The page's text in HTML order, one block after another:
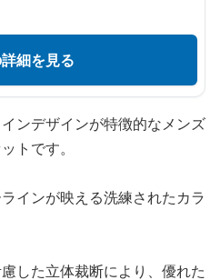
細を見る
ンデザインが特徴的なメンズ
トです。
インが映える洗練されたカラ
した立体裁断により、優れた